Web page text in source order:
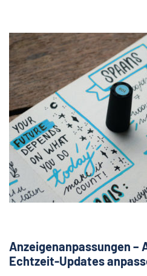
Anzeigenanpassungen –
Echtzeit-Updates